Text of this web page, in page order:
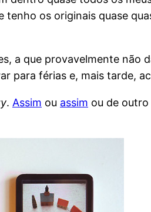
os originais quase
a que provavelmente não
para férias e, mais tarde,
. Assim ou assim ou de